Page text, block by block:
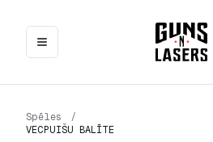
Spēles
/
VECPUIŠU BALĪTE